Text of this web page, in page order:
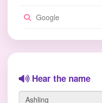
Google
Hear the name